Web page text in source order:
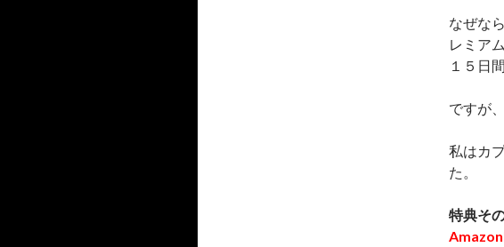
なぜな
レミア
１５日
ですが
私はカ
た。
特典そ